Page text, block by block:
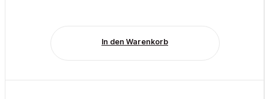
In den Warenkorb